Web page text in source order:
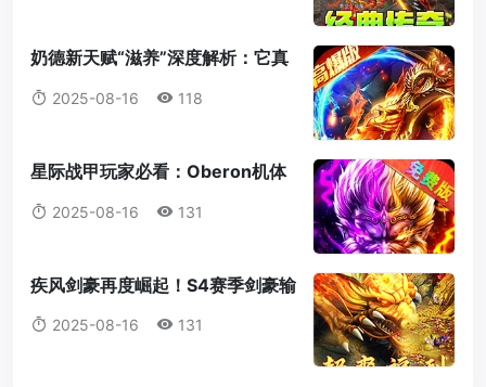
奶德新天赋“滋养”深度解析：它真
的值得我们放弃愈合吗？
2025-08-16 118
星际战甲玩家必看：Oberon机体
蓝图获取全攻略
2025-08-16 131
疾风剑豪再度崛起！S4赛季剑豪输
出机制全解析
2025-08-16 131